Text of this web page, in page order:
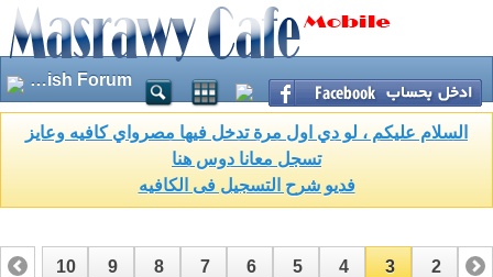
English Forum
السلام عليكم ، لو دي اول مرة تدخل فيها مصرواي كافيه وعايز
تسجل معانا دوس هنا
فديو شرح التسجيل فى الكافيه
1
2
3
4
5
6
7
8
9
10